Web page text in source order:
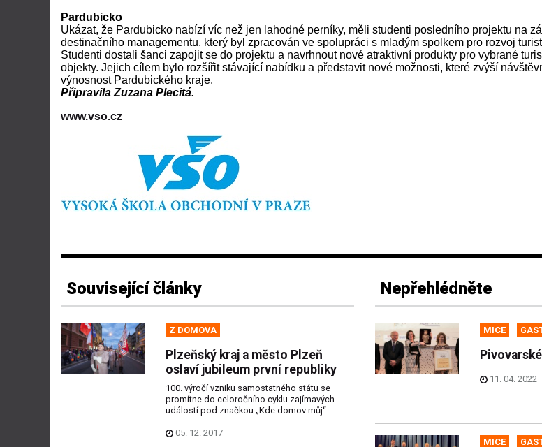
Pardubicko
Ukázat, že Pardubicko nabízí víc než jen lahodné perníky, měli studenti posledního projektu na
destinačního managementu, který byl zpracován ve spolupráci s mladým spolkem pro rozvoj
Studenti dostali šanci zapojit se do projektu a navrhnout nové atraktivní produkty pro vybrané
objekty. Jejich cílem bylo rozšířit stávající nabídku a představit nové možnosti, které zvýší
výnosnost Pardubického kraje.
Připravila Zuzana Plecitá.
www.vso.cz
Související články
Z DOMOVA
Plzeňský kraj a město Plzeň
oslaví jubileum první republiky
100. výročí vzniku samostatného státu se
promítne do celoročního cyklu zajímavých
událostí pod značkou „Kde domov můj“.
05. 12. 2017
Nepřehlédněte
MICE
11. 04. 2022
MICE